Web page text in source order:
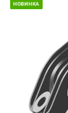
НОВИНКА